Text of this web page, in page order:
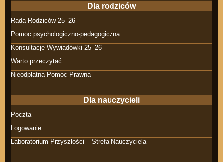
Dla rodziców
Rada Rodziców 25_26
Pomoc psychologiczno-pedagogiczna.
Konsultacje Wywiadówki 25_26
Warto przeczytać
Nieodpłatna Pomoc Prawna
Dla nauczycieli
Poczta
Logowanie
Laboratorium Przyszłości – Strefa Nauczyciela